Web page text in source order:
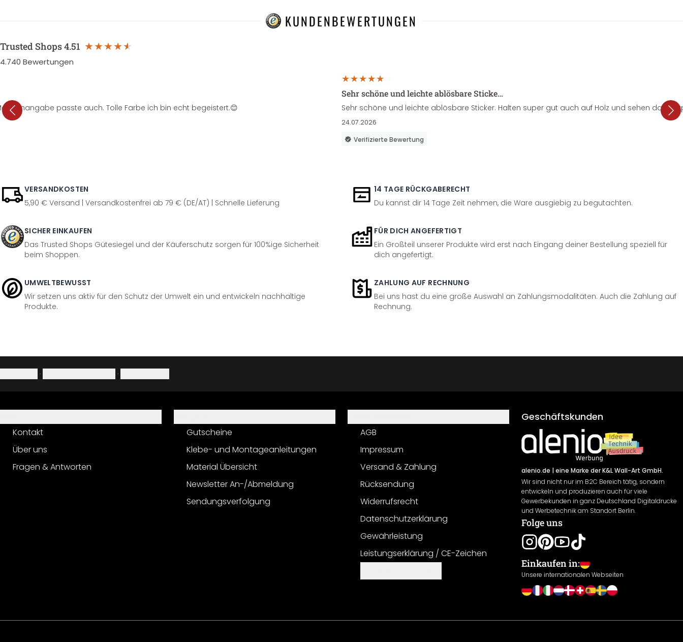
KUNDENBEWERTUNGEN
Trusted Shops4.51
4.740 Bewertungen
passte auch. Tolle Farbe ich bin echt begeistert.😊
Sehr schöne und leichte ablösbare Sticke…
Sehr schöne und leichte ablösbare Sticker. Halten super gut auch auf Holz und sehen dazu
24.07.2026
Verifizierte Bewertung
VERSANDKOSTEN
5,90 € Versand | Versandkostenfrei ab 79 € (DE/AT) | Schnelle Lieferung
14 TAGE RÜCKGABERECHT
Du kannst dir 14 Tage Zeit nehmen, die Ware ausgiebig zu begutachten.
SICHER EINKAUFEN
Das Trusted Shops Gütesiegel und der Käuferschutz sorgen für 100%ige Sicherheit
beim Shoppen.
FÜR DICH ANGEFERTIGT
Ein Großteil unserer Produkte wird erst nach Eingang deiner Bestellung speziell für
dich angefertigt.
UMWELTBEWUSST
Wir setzen uns aktiv für den Schutz der Umwelt ein und entwickeln nachhaltige
Produkte.
ZAHLUNG AUF RECHNUNG
Bei uns hast du eine große Auswahl an Zahlungsmodalitäten. Auch die Zahlung auf
Rechnung.
· ·
Kontakt
Über uns
Fragen & Antworten
Gutscheine
Klebe- und Montageanleitungen
Material Übersicht
Newsletter An-/Abmeldung
Sendungsverfolgung
AGB
Impressum
Versand & Zahlung
Rücksendung
Widerrufsrecht
Datenschutzerklärung
Gewährleistung
Leistungserklärung / CE-Zeichen
Geschäftskunden
alenio.de | eine Marke der K&L Wall-Art GmbH.
Wir sind nicht nur im B2C Bereich tätig, sondern
entwickeln und produzieren auch für viele
Gewerbekunden in ganz Deutschland Digitaldrucke
und Werbetechnik am Standort Berlin.
Folge uns
Einkaufen in:
Unsere internationalen Webseiten